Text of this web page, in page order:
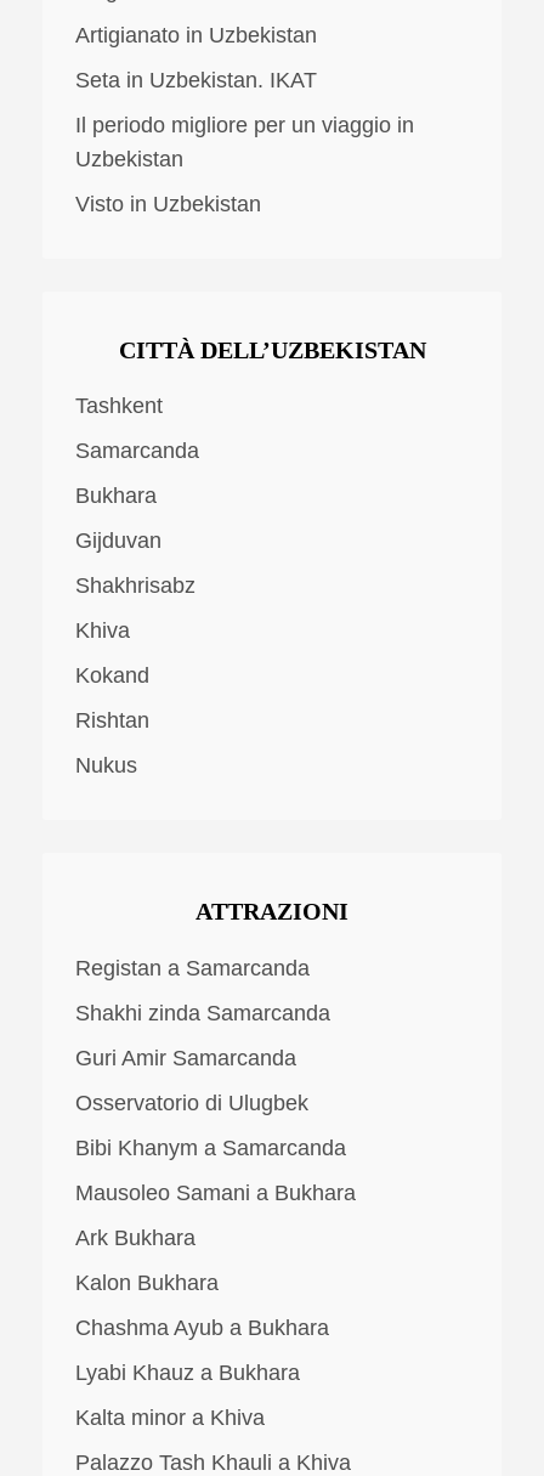
Artigianato in Uzbekistan
Seta in Uzbekistan. IKAT
Il periodo migliore per un viaggio in
Uzbekistan
Visto in Uzbekistan
CITTÀ DELL’UZBEKISTAN
Tashkent
Samarcanda
Bukhara
Gijduvan
Shakhrisabz
Khiva
Kokand
Rishtan
Nukus
ATTRAZIONI
Registan a Samarcanda
Shakhi zinda Samarcanda
Guri Amir Samarcanda
Osservatorio di Ulugbek
Bibi Khanym a Samarcanda
Mausoleo Samani a Bukhara
Ark Bukhara
Kalon Bukhara
Chashma Ayub a Bukhara
Lyabi Khauz a Bukhara
Kalta minor a Khiva
Palazzo Tash Khauli a Khiva